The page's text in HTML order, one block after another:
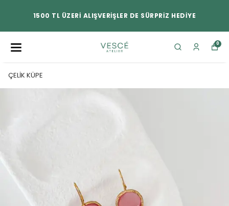
1500 TL ÜZERİ ALIŞVERİŞLER DE SÜRPRİZ HEDİYE
0
ÇELİK KÜPE